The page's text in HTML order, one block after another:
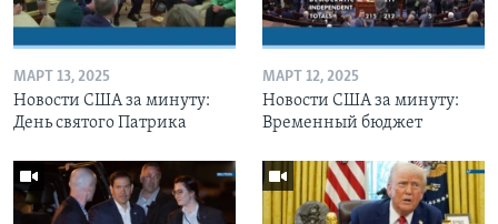
МАРТ 13, 2025
Новости США за минуту:
День святого Патрика
МАРТ 12, 2025
Новости США за минуту:
Временный бюджет